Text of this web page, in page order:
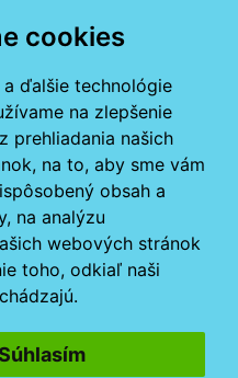
cookies
ďalšie technológie
na zlepšenie
prehliadania našich
na to, aby sme vám
obsah a
na analýzu
webových stránok
toho, odkiaľ naši
8. do 17. hod.